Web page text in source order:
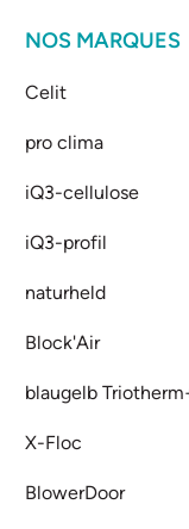
NOS MARQUES
Celit
pro clima
iQ3-cellulose
iQ3-profil
naturheld
Block'Air
blaugelb
X-Floc
BlowerDoor